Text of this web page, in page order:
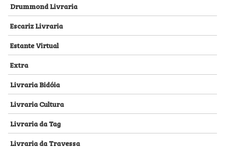
Drummond Livraria
Escariz Livraria
Estante Virtual
Extra
Livraria Bidóia
Livraria Cultura
Livraria da Tag
Livraria da Travessa